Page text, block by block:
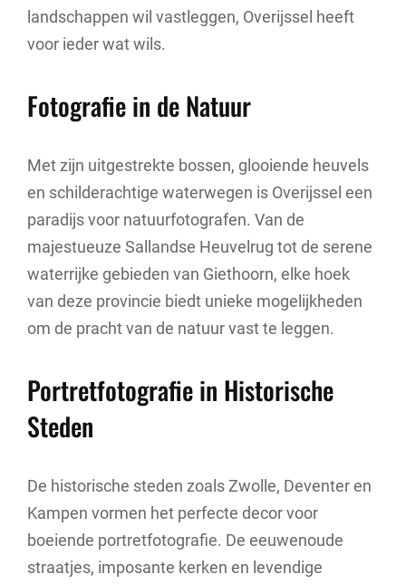
landschappen wil vastleggen, Overijssel heeft
voor ieder wat wils.
Fotografie in de Natuur
Met zijn uitgestrekte bossen, glooiende heuvels
en schilderachtige waterwegen is Overijssel een
paradijs voor natuurfotografen. Van de
majestueuze Sallandse Heuvelrug tot de serene
waterrijke gebieden van Giethoorn, elke hoek
van deze provincie biedt unieke mogelijkheden
om de pracht van de natuur vast te leggen.
Portretfotografie in Historische
Steden
De historische steden zoals Zwolle, Deventer en
Kampen vormen het perfecte decor voor
boeiende portretfotografie. De eeuwenoude
straatjes, imposante kerken en levendige